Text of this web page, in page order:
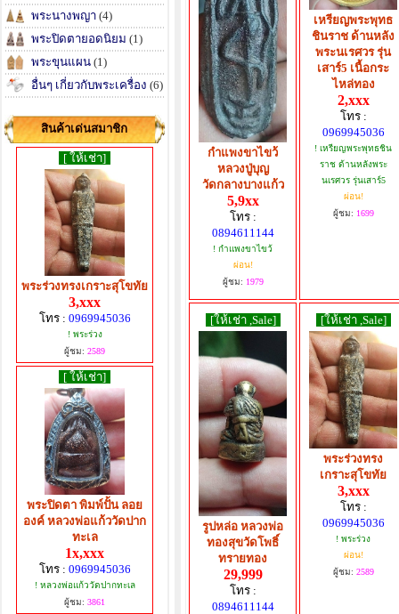
พระนางพญา (4)
พระปิดตายอดนิยม (1)
พระขุนแผน (1)
อื่นๆ เกี่ยวกับพระเครื่อง (6)
สินค้าเด่นสมาชิก
[ ให้เช่า]
พระร่วงทรงเกราะสุโขทัย
3,xxx
โทร : 0969945036
! พระร่วง
ผู้ชม: 2589
[ ให้เช่า]
พระปิดตา พิมพ์ปั้น ลอย
องค์ หลวงพ่อแก้ววัดปาก
ทะเล
1x,xxx
โทร : 0969945036
! หลวงพ่อแก้ววัดปากทะเล
ผู้ชม: 3861
กำแพงขาไขว้
หลวงปู่บุญ
วัดกลางบางแก้ว
5,9xx
โทร :
0894611144
! กำแพงขาไขว้
ผ่อน!
ผู้ชม: 1979
เหรียญพระพุทธ
ชินราช ด้านหลัง
พระนเรศวร รุ่น
เสาร์5 เนื้อกระ
ไหล่ทอง
2,xxx
โทร :
0969945036
! เหรียญพระพุทธชิน
ราช ด้านหลังพระ
นเรศวร รุ่นเสาร์5
ผ่อน!
ผู้ชม: 1699
[ให้เช่า ,Sale]
รูปหล่อ หลวงพ่อ
ทองสุขวัดโพธิ์
ทรายทอง
29,999
โทร :
0894611144
[ให้เช่า ,Sale]
พระร่วงทรง
เกราะสุโขทัย
3,xxx
โทร :
0969945036
! พระร่วง
ผ่อน!
ผู้ชม: 2589